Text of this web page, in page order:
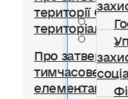
території
Про
тимчасове
елементами